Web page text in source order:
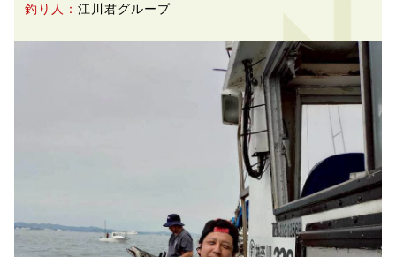
釣り人： 江川君グループ